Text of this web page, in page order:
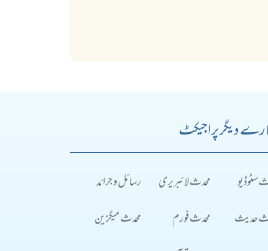
دیگر پراجیکٹ
سٹوڈیو محدث لائبریری
رسائل و جرائد
حدیث
محدث فورم
محدث میگزین